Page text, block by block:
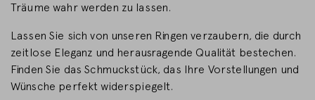
Träume wahr werden zu lassen.
Lassen Sie sich von unseren Ringen verzaubern, die durch
zeitlose Eleganz und herausragende Qualität bestechen.
Finden Sie das Schmuckstück, das Ihre Vorstellungen und
Wünsche perfekt widerspiegelt.